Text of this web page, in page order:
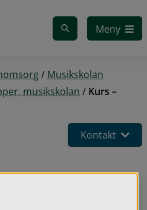
Meny
/ Musikskolan
musikskolan / Kurs –
Kontakt
gitarr gör du som